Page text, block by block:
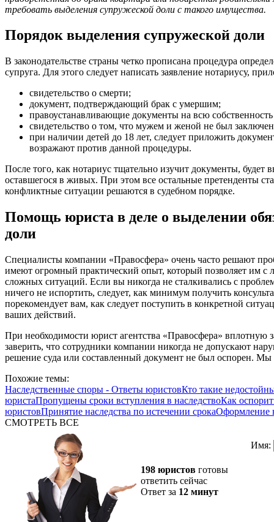
требовать выделения супружеской доли с такого имущества.
Порядок выделения супружеской доли
В законодательстве страны четко прописана процедура
супруга. Для этого следует написать заявление нотариусу,
свидетельство о смерти;
документ, подтверждающий брак с умершим;
правоустанавливающие документы на всю
свидетельство о том, что мужем и женой не был
при наличии детей до 18 лет, следует приложить
возражают против данной процедуры.
После того, как нотариус тщательно изучит документы, будет
оставшегося в живых. При этом все остальные претенденты
конфликтные ситуации решаются в судебном порядке.
Помощь юриста в деле о выделении
доли
Специалисты компании «Правосфера» очень часто решают
имеют огромный практический опыт, который позволяет им с
сложных ситуаций. Если вы никогда не сталкивались с
ничего не испортить, следует, как минимум получить
порекомендует вам, как следует поступить в конкретной
ваших действий.
При необходимости юрист агентства «Правосфера» вплотную
заверить, что сотрудники компании никогда не допускают
решение суда или составленный документ не был оспорен.
Похожие темы:
Наследственные споры - Ответы юристовКто такие
юристаПропущены сроки вступления в наследствоКак
юристовПринятие наследства по истечении срокаОформление
СМОТРЕТЬ ВСЕ
198 юристов готовы
ответить сейчас
Ответ за 12 минут
Имя: